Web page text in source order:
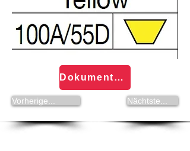
Dokumentation Volta Round- und PU-Saiten
Vorherige... Nächtste...